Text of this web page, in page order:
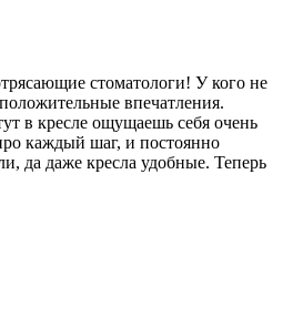
стоматологи! У кого не
впечатления.
в кресле ощущаешь себя очень
каждый шаг, и постоянно
да даже кресла удобные. Теперь